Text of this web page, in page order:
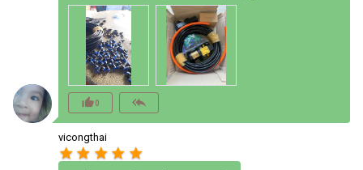
thumb_up_alt0 reply_all
vicongthai
star star star star star